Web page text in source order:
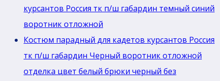
курсантов Россия тк п/ш габардин темный синий
воротник отложной
Костюм парадный для кадетов курсантов Россия
тк п/ш габардин Черный воротник отложной
отделка цвет белый брюки черный без